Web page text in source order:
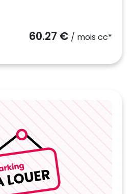
60.27 € / mois cc*